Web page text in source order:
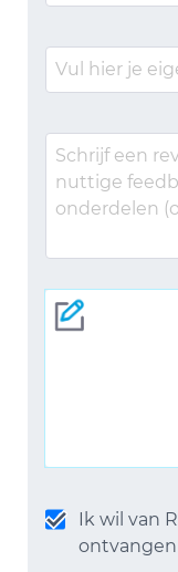
Ik wil van
ontvangen